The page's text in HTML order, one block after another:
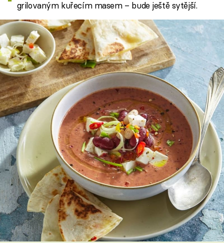
grilovaným kuřecím masem – bude ještě sytější.